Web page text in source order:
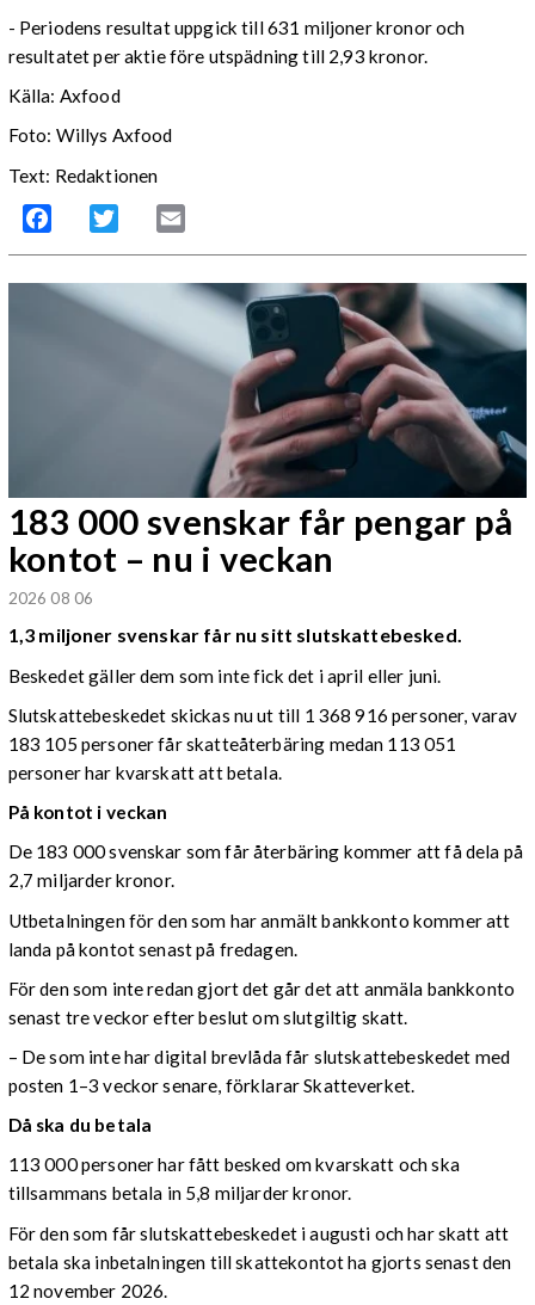
- Periodens resultat uppgick till 631 miljoner kronor och
resultatet per aktie före utspädning till 2,93 kronor.
Källa: Axfood
Foto: Willys Axfood
Text: Redaktionen
Facebook Twitter
183 000 svenskar får pengar på
kontot – nu i veckan
2026 08 06
1,3 miljoner svenskar får nu sitt slutskattebesked.
Beskedet gäller dem som inte fick det i april eller juni.
Slutskattebeskedet skickas nu ut till 1 368 916 personer, varav
183 105 personer får skatteåterbäring medan 113 051
personer har kvarskatt att betala.
På kontot i veckan
De 183 000 svenskar som får återbäring kommer att få dela på
2,7 miljarder kronor.
Utbetalningen för den som har anmält bankkonto kommer att
landa på kontot senast på fredagen.
För den som inte redan gjort det går det att anmäla bankkonto
senast tre veckor efter beslut om slutgiltig skatt.
– De som inte har digital brevlåda får slutskattebeskedet med
posten 1–3 veckor senare, förklarar Skatteverket.
Då ska du betala
113 000 personer har fått besked om kvarskatt och ska
tillsammans betala in 5,8 miljarder kronor.
För den som får slutskattebeskedet i augusti och har skatt att
betala ska inbetalningen till skattekontot ha gjorts senast den
12 november 2026.